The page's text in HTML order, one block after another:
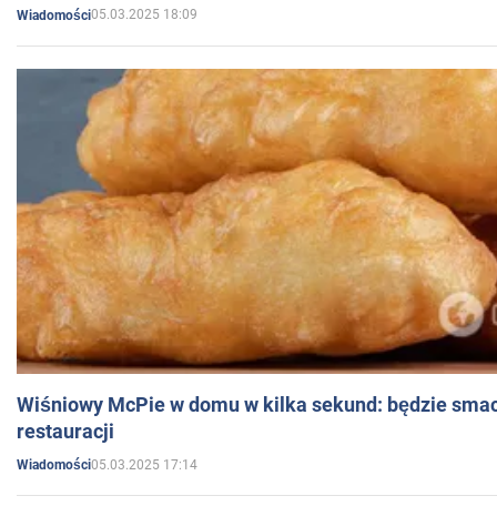
Wiadomości05.03.2025 18:09
Wiśniowy McPie w domu w kilka sekund: będzie
restauracji
Wiadomości05.03.2025 17:14